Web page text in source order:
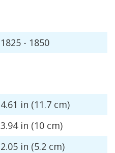
1825 - 1850
4.61 in (11.7 cm)
3.94 in (10 cm)
2.05 in (5.2 cm)